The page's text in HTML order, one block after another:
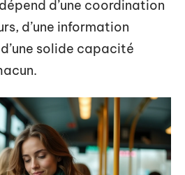
d’une coordination
d’une information
solide capacité